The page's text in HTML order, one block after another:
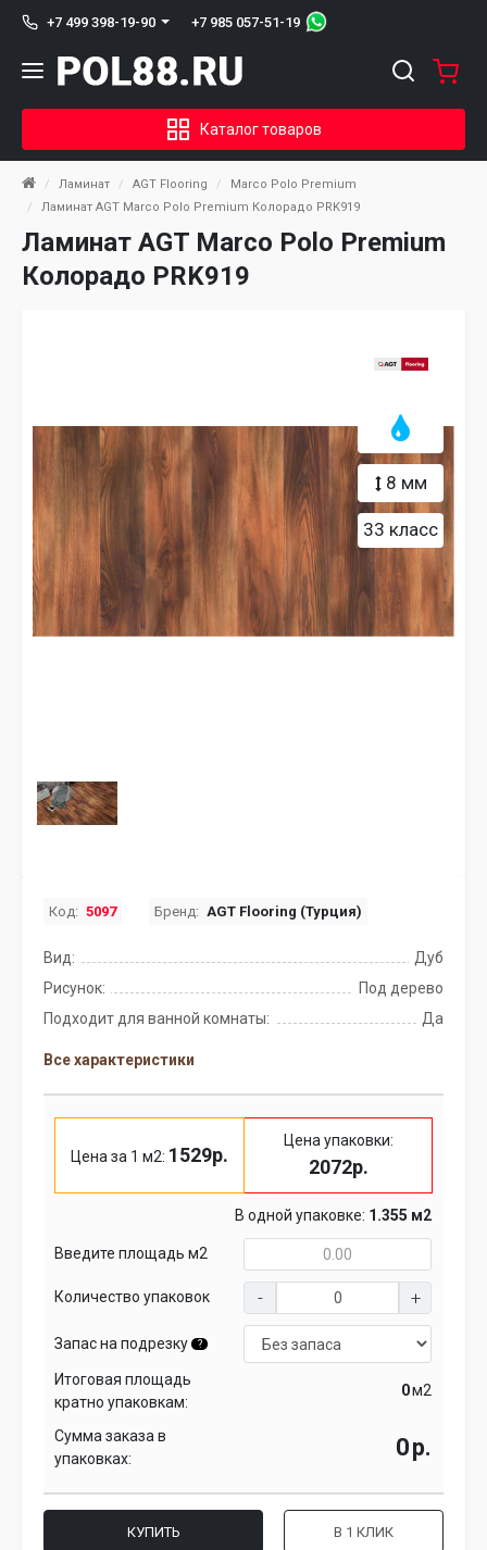
+7 499 398-19-90 +7 985 057-51-19
Каталог товаров
Ламинат AGT Flooring
Marco Polo Premium
Ламинат AGT Marco Polo Premium Колорадо PRK919
Ламинат AGT Marco Polo Premium
Колорадо PRK919
8 мм
33 класс
Код: 5097 Бренд: AGT Flooring (Турция)
Вид:
Дуб
Рисунок:
Под дерево
Подходит для ванной комнаты:
Да
Все характеристики
Цена за 1 м2: 1529р.
Цена упаковки:
2072р.
В одной упаковке: 1.355 м2
Введите площадь м2
Количество упаковок
Запас на подрезку ?
Итоговая площадь
кратно упаковкам:
м2
Сумма заказа в
упаковках:
р.
КУПИТЬ В 1 КЛИК